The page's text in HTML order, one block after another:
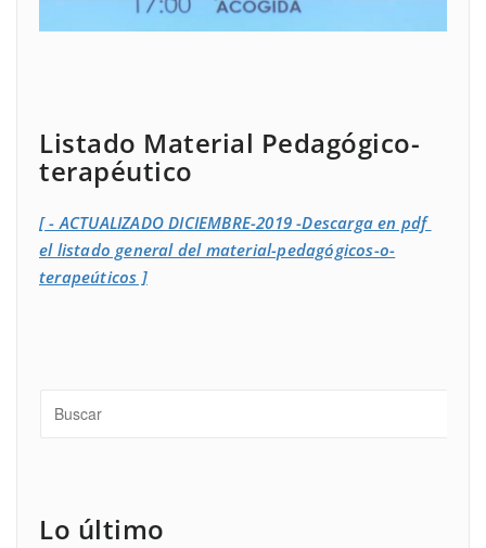
Listado Material Pedagógico-
terapéutico
[ - ACTUALIZADO DICIEMBRE-2019 -Descarga en pdf
el listado general del material-pedagógicos-o-
terapeúticos ]
Lo último